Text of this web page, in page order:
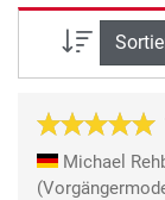
Michael